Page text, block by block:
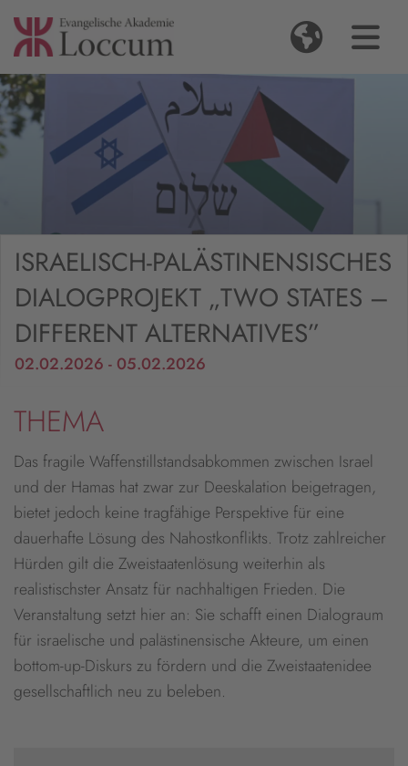
ISRAELISCH-PALÄSTINENSISCHES
DIALOGPROJEKT „TWO STATES –
DIFFERENT ALTERNATIVES”
02.02.2026 - 05.02.2026
THEMA
Das fragile Waffenstillstandsabkommen zwischen Israel
und der Hamas hat zwar zur Deeskalation beigetragen,
bietet jedoch keine tragfähige Perspektive für eine
dauerhafte Lösung des Nahostkonflikts. Trotz zahlreicher
Hürden gilt die Zweistaatenlösung weiterhin als
realistischster Ansatz für nachhaltigen Frieden. Die
Veranstaltung setzt hier an: Sie schafft einen Dialograum
für israelische und palästinensische Akteure, um einen
bottom-up-Diskurs zu fördern und die Zweistaatenidee
gesellschaftlich neu zu beleben.